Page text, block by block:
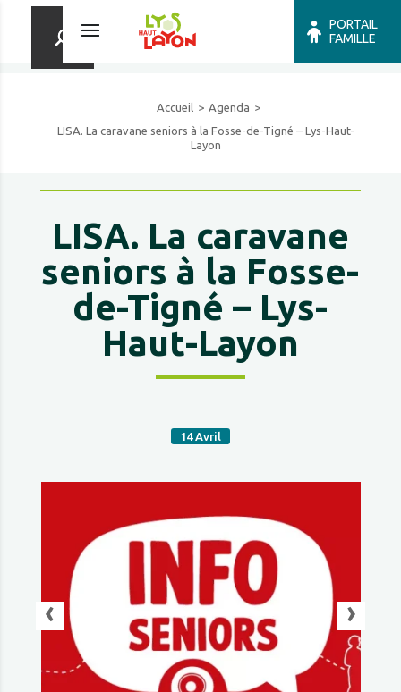
PORTAIL
FAMILLE
Accueil
Agenda
LISA. La caravane seniors à la Fosse-de-Tigné – Lys-Haut-
Layon
LISA. La caravane
seniors à la Fosse-
de-Tigné – Lys-
Haut-Layon
14 Avril
‹ ›